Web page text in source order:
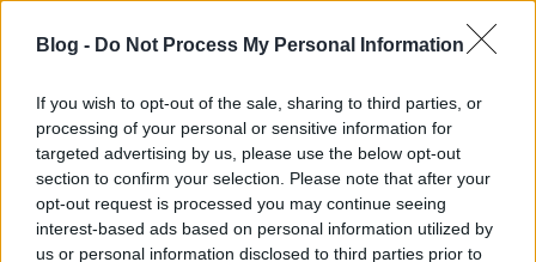
Blog - Do Not Process My Personal Information
If you wish to opt-out of the sale, sharing to third parties, or
processing of your personal or sensitive information for
targeted advertising by us, please use the below opt-out
section to confirm your selection. Please note that after your
opt-out request is processed you may continue seeing
interest-based ads based on personal information utilized by
us or personal information disclosed to third parties prior to